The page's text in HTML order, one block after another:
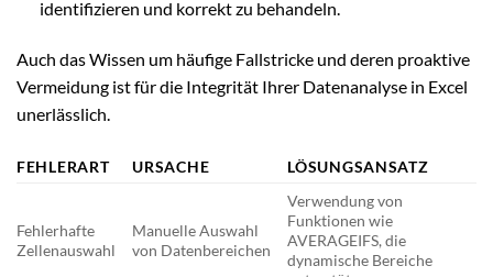
identifizieren und korrekt zu behandeln.
Auch das Wissen um häufige Fallstricke und deren proaktive
Vermeidung ist für die Integrität Ihrer Datenanalyse in Excel
unerlässlich.
FEHLERART URSACHE LÖSUNGSANSATZ
Fehlerhafte
Zellenauswahl
Manuelle Auswahl
von Datenbereichen
Verwendung von
Funktionen wie
AVERAGEIFS, die
dynamische Bereiche